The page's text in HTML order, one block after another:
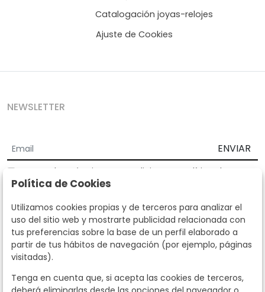
Catalogación joyas-relojes
Ajuste de Cookies
NEWSLETTER
ENVIAR
Acepto los Términos y Condiciones
Política de
privacidad
Según la LOPD y disposiciones de desarrollo, informamos que sus
datos personales serán tratados por parte de Subastas Segre con la
finalidad de gestionar la relación comercial. Puede ejercitar los
derechos de acceso, rectificación, cancelación, oposición y demás
derechos en los términos establecidos en la normativa vigente
dirigiéndote a nosotros. Asimismo, nos puede solicitar el envío de
llamando al teléfono 915159584 o enviando un e-mail a
info@subastassegre.es
Política de Cookies
Utilizamos cookies propias y de terceros para analizar el
uso del sitio web y mostrarte publicidad relacionada con
tus preferencias sobre la base de un perfil elaborado a
partir de tus hábitos de navegación (por ejemplo, páginas
visitadas).
Tenga en cuenta que, si acepta las cookies de terceros,